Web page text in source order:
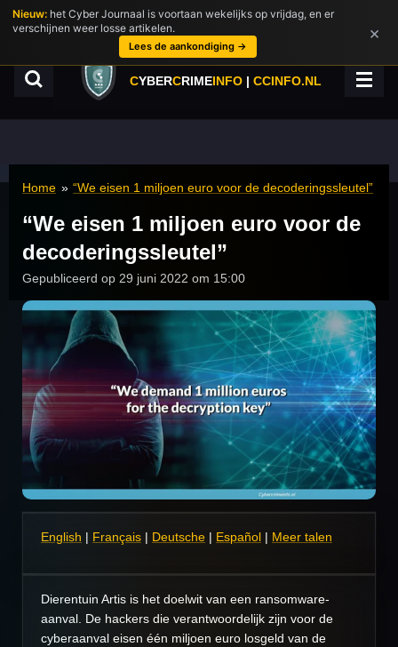
Ga
direct
hoofdinhoud
CYBERCRIMEINFO | CCINFO.NL
Home » “We eisen 1 miljoen euro voor de decoderingssleutel”
“We eisen 1 miljoen euro voor de
decoderingssleutel”
Gepubliceerd op 29 juni 2022 om 15:00
English | Français | Deutsche | Español | Meer talen
Dierentuin Artis is het doelwit van een ransomware-
aanval. De hackers die verantwoordelijk zijn voor de
cyberaanval eisen één miljoen euro losgeld van de
Nieuw: het Cyber Journaal is voortaan wekelijks op vrijdag, en er
verschijnen weer losse artikelen.
Lees de aankondiging →
×